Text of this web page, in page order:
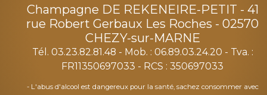
Champagne DE REKENEIRE-PETIT - 41
rue Robert Gerbaux Les Roches - 02570
CHEZY-sur-MARNE
Tél. 03.23.82.81.48 - Mob. : 06.89.03.24.20 - Tva. :
FR11350697033 - RCS : 350697033
- L'abus d'alcool est dangereux pour la santé, sachez consommer avec